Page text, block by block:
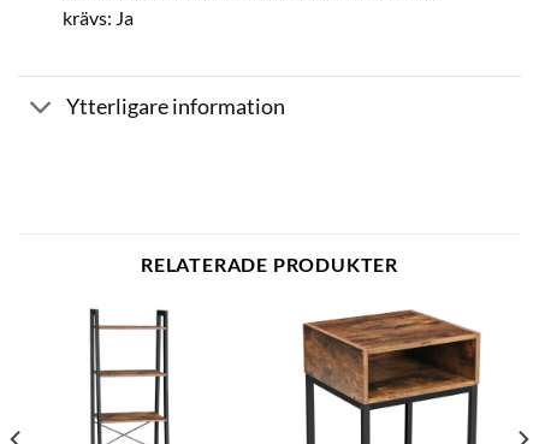
krävs: Ja
Ytterligare information
RELATERADE PRODUKTER